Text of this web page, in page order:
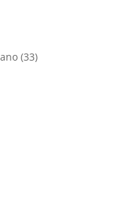
(33)